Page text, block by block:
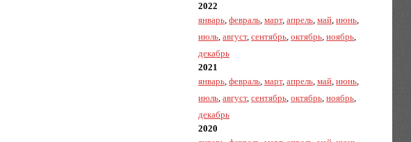
2022
январь,февраль,март,апрель,май,июнь,
июль,август,сентябрь,октябрь,ноябрь,
декабрь
2021
январь,февраль,март,апрель,май,июнь,
июль,август,сентябрь,октябрь,ноябрь,
декабрь
2020